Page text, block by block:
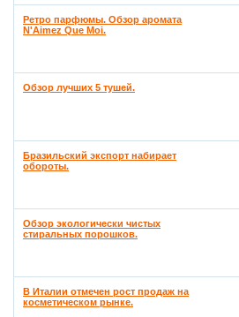
Ретро парфюмы. Обзор аромата
N'Aimez Que Moi.
Обзор лучших 5 тушей.
Бразильский экспорт набирает
обороты.
Обзор экологически чистых
стиральных порошков.
В Италии отмечен рост продаж на
косметическом рынке.